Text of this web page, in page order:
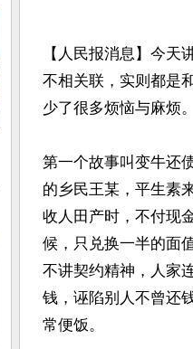
【人民报消息】今天
不相关联，实则都是
少了很多烦恼与麻烦。
第一个故事叫变牛还
的乡民王某，平生素
收人田产时，不付现
候，只兑换一半的面
不讲契约精神，人家
钱，诬陷别人不曾还
常便饭。